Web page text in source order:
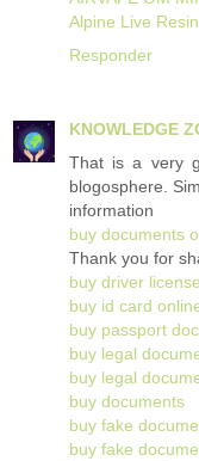
Alpine Live Resin
Responder
KNOWLEDGE
That is a very
blogosphere.
information
buy documents
Thank you for
buy driver
buy id card
buy passport
buy legal
buy legal
buy documents
buy fake
buy fake